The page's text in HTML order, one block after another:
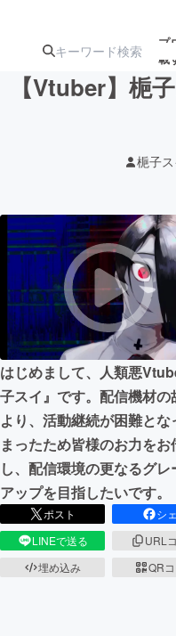
プ
載
注目の
ジェクト
アート・写真
テクノロジー・
映像・映画
ビジネス・起業
まちづくり・地
CAMPFIRE for
CAMPFIREふるさ
【Vtuber】梔
梔子ス
はじめまして、人類悪
子スイ』です。配信機材の
より、活動継続が困難とな
まったため皆様のお力をお
し、配信環境の更なるグレ
アップを目指したいです。
ポスト
シ
LINEで送る
URL
埋め込み
QR